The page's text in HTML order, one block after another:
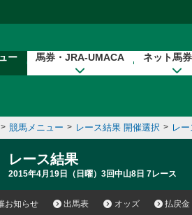
ー 馬券・JRA-UMACA ネット馬
> 競馬メニュー > レース結果 開催選択 > レ
レース結果
2015年4月19日（日曜）3回中山8日 7レース
お知らせ 出馬表 オッズ 払戻金